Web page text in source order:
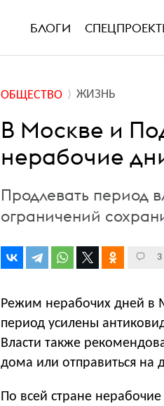
БЛОГИ
ОБЩЕСТВО ЖИЗНЬ
В Москве и
нерабочие
Продлевать период
ограничений
3
Режим нерабочих дней в
период усилены
Власти также
дома или отправиться на
По всей стране